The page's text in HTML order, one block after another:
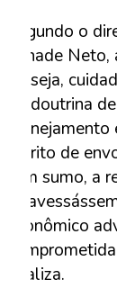
Segundo o
Sahade
ou seja,
da doutrina
mérito de
“Em sumo,
econômico
finaliza.